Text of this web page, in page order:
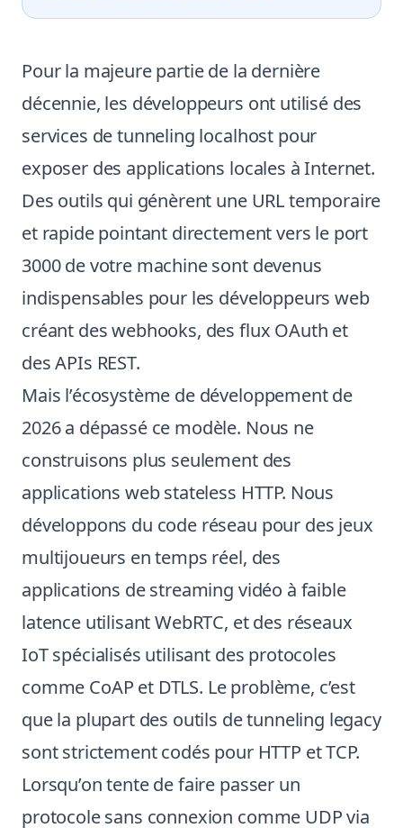
Pour la majeure partie de la dernière
décennie, les développeurs ont utilisé des
services de tunneling localhost pour
exposer des applications locales à Internet.
Des outils qui génèrent une URL temporaire
et rapide pointant directement vers le port
3000 de votre machine sont devenus
indispensables pour les développeurs web
créant des webhooks, des flux OAuth et
des APIs REST.
Mais l’écosystème de développement de
2026 a dépassé ce modèle. Nous ne
construisons plus seulement des
applications web stateless HTTP. Nous
développons du code réseau pour des jeux
multijoueurs en temps réel, des
applications de streaming vidéo à faible
latence utilisant WebRTC, et des réseaux
IoT spécialisés utilisant des protocoles
comme CoAP et DTLS. Le problème, c’est
que la plupart des outils de tunneling legacy
sont strictement codés pour HTTP et TCP.
Lorsqu’on tente de faire passer un
protocole sans connexion comme UDP via